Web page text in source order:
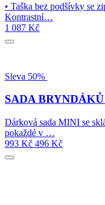
• Taška bez podšívky se
Kontrastní…
1 087 Kč
Sleva 50%
SADA
Dárková sada MINI se
pokaždé v …
993 Kč 496 Kč